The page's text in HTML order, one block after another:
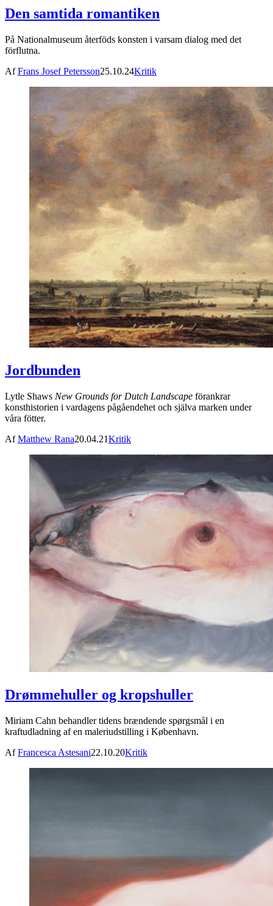
Den samtida romantiken
På Nationalmuseum återföds konsten i varsam dialog med det
förflutna.
AfFrans Josef Petersson25.10.24Kritik
Jordbunden
Lytle Shaws New Grounds for Dutch Landscape förankrar
konsthistorien i vardagens pågåendehet och själva marken under
våra fötter.
AfMatthew Rana20.04.21Kritik
Drømmehuller og kropshuller
Miriam Cahn behandler tidens brændende spørgsmål i en
kraftudladning af en maleriudstilling i København.
AfFrancesca Astesani22.10.20Kritik